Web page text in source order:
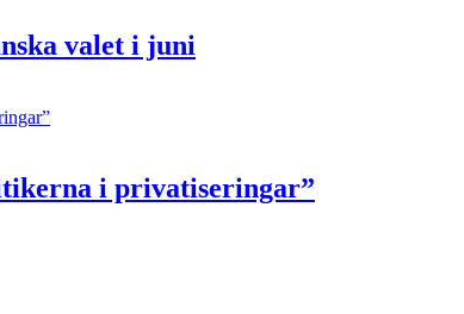
valet i juni
i privatiseringar”